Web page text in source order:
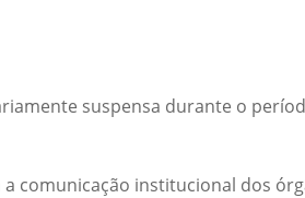
suspensa durante o
comunicação institucional dos